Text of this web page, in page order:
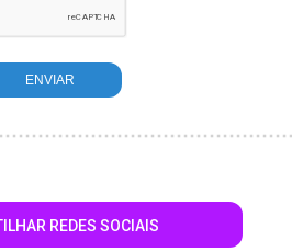
REDES SOCIAIS